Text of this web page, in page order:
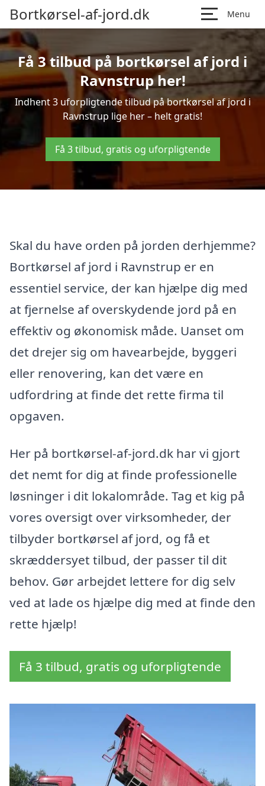
Bortkørsel-af-jord.dk Menu
Få 3 tilbud på bortkørsel af jord i
Ravnstrup her!
Indhent 3 uforpligtende tilbud på bortkørsel af jord i
Ravnstrup lige her – helt gratis!
Få 3 tilbud, gratis og uforpligtende
Skal du have orden på jorden derhjemme?
Bortkørsel af jord i Ravnstrup er en
essentiel service, der kan hjælpe dig med
at fjernelse af overskydende jord på en
effektiv og økonomisk måde. Uanset om
det drejer sig om havearbejde, byggeri
eller renovering, kan det være en
udfordring at finde det rette firma til
opgaven.
Her på bortkørsel-af-jord.dk har vi gjort
det nemt for dig at finde professionelle
løsninger i dit lokalområde. Tag et kig på
vores oversigt over virksomheder, der
tilbyder bortkørsel af jord, og få et
skræddersyet tilbud, der passer til dit
behov. Gør arbejdet lettere for dig selv
ved at lade os hjælpe dig med at finde den
rette hjælp!
Få 3 tilbud, gratis og uforpligtende